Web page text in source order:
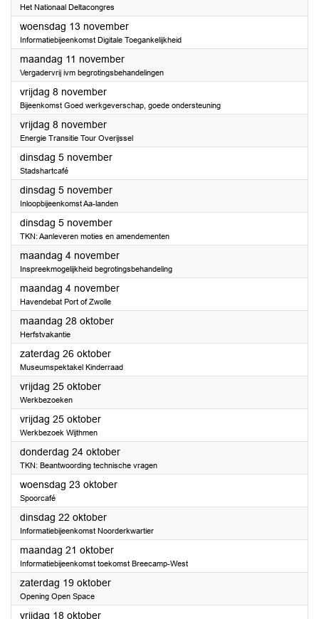
Het Nationaal Deltacongres
woensdag 13 november2024
Informatiebijeenkomst Digitale Toegankelijkheid
maandag 11 november2024
Vergadervrij ivm begrotingsbehandelingen
vrijdag 8 november2024
Bijeenkomst Goed werkgeverschap, goede ondersteuning
vrijdag 8 november2024
Energie Transitie Tour Overijssel
dinsdag 5 november2024
Stadshartcafé
dinsdag 5 november2024
Inloopbijeenkomst Aa-landen
dinsdag 5 november2024
TKN: Aanleveren moties en amendementen
maandag 4 november2024
Inspreekmogelijkheid begrotingsbehandeling
maandag 4 november2024
Havendebat Port of Zwolle
maandag 28 oktober2024
Herfstvakantie
zaterdag 26 oktober2024
Museumspektakel Kinderraad
vrijdag 25 oktober2024
Werkbezoeken
vrijdag 25 oktober2024
Werkbezoek Wijthmen
donderdag 24 oktober2024
TKN: Beantwoording technische vragen
woensdag 23 oktober2024
Spoorcafé
dinsdag 22 oktober2024
Informatiebijeenkomst Noorderkwartier
maandag 21 oktober2024
Informatiebijeenkomst toekomst Breecamp-West
zaterdag 19 oktober2024
Opening Open Space
vrijdag 18 oktober2024